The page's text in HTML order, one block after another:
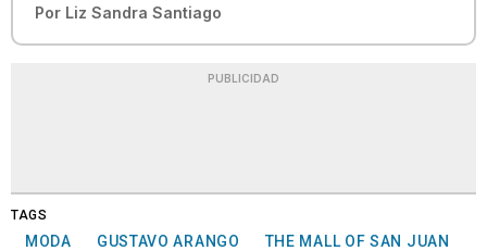
Por Liz Sandra Santiago
PUBLICIDAD
TAGS
MODA GUSTAVO ARANGO THE MALL OF SAN JUAN